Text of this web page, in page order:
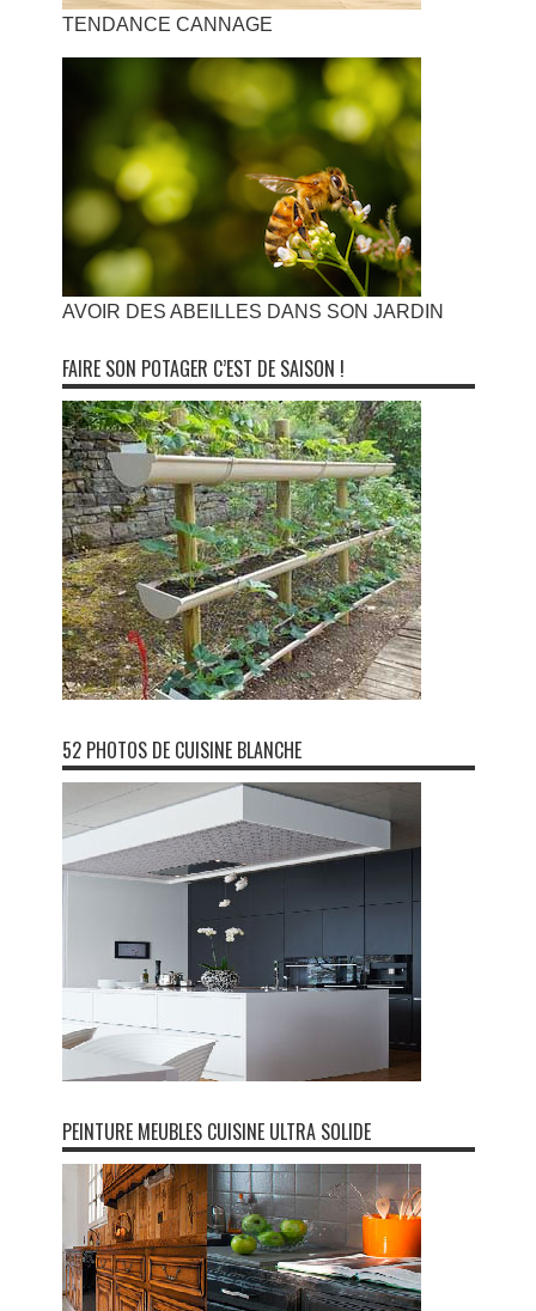
TENDANCE CANNAGE
AVOIR DES ABEILLES DANS SON JARDIN
FAIRE SON POTAGER C’EST DE SAISON !
52 PHOTOS DE CUISINE BLANCHE
PEINTURE MEUBLES CUISINE ULTRA SOLIDE